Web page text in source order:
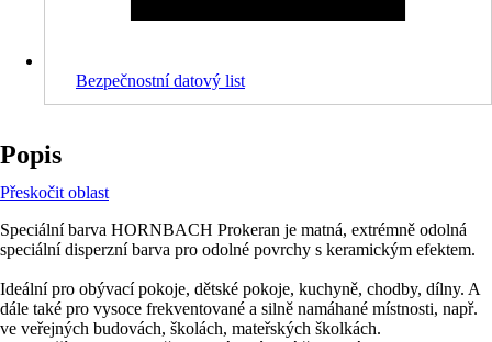
Bezpečnostní datový list
Popis
Přeskočit oblast
Speciální barva HORNBACH Prokeran je matná, extrémně odolná
speciální disperzní barva pro odolné povrchy s keramickým efektem.
Ideální pro obývací pokoje, dětské pokoje, kuchyně, chodby, dílny. A
dále také pro vysoce frekventované a silně namáhané místnosti, např.
ve veřejných budovách, školách, mateřských školkách.